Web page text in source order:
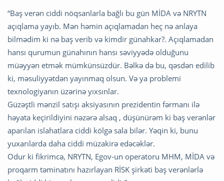
“Baş verən ciddi nöqsanlarla bağlı bu gün MİDA və NRYTN
açıqlama yayıb. Mən həmin açıqlamadan heç nə anlaya
bilmədim ki nə baş verib və kimdir günahkar?. Açıqlamadan
hansı qurumun günahının hansı səviyyədə olduğunu
müəyyən etmək mümkünsüzdür. Bəlkə də bu, qəsdən edilib
ki, məsuliyyətdən yayınmaq olsun. Və ya problemi
texnologiyanın üzərinə yıxsınlar.
Güzəştli mənzil satışı aksiyasının prezidentin fərmanı ilə
həyata keçirildiyini nəzərə alsaq , düşünürəm ki baş verənlər
aparılan islahatlara ciddi kölgə sala bilər. Yəqin ki, bunu
yuxarılarda daha ciddi müzakirə edəcəklər.
Odur ki fikrimcə, NRYTN, Egov-un operatoru MHM, MİDA və
proqarm təminatını hazırlayan RİSK şirkəti baş verənlərlə